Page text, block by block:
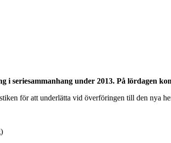
seriesammanhang under 2013. På lördagen
för att underlätta vid överföringen till den nya